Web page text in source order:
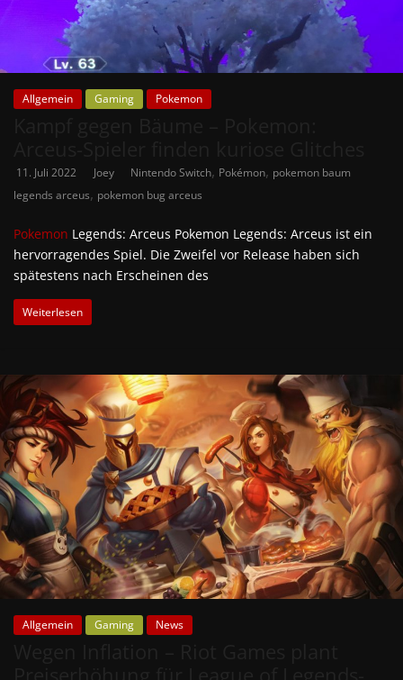
Allgemein Gaming Pokemon
11. Juli 2022 Joey Nintendo Switch, Pokémon, pokemon baum
legends arceus, pokemon bug arceus
Pokemon Legends: Arceus Pokemon Legends: Arceus ist ein
hervorragendes Spiel. Die Zweifel vor Release haben sich
spätestens nach Erscheinen des
Weiterlesen
Allgemein Gaming News